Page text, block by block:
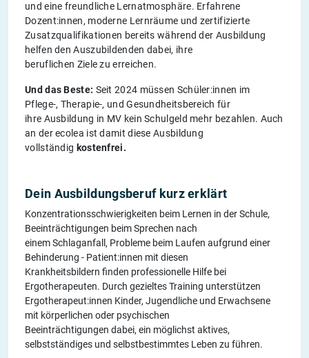
und eine freundliche Lernatmosphäre. Erfahrene
Dozent:innen, moderne Lernräume und zertifizierte
Zusatzqualifikationen bereits während der Ausbildung
helfen den Auszubildenden dabei, ihre
beruflichen Ziele zu erreichen.
Und das Beste: Seit 2024 müssen Schüler:innen im
Pflege-, Therapie-, und Gesundheitsbereich für
ihre Ausbildung in MV kein Schulgeld mehr bezahlen. Auch
an der ecolea ist damit diese Ausbildung
vollständig kostenfrei.
Dein Ausbildungsberuf kurz erklärt
Konzentrationsschwierigkeiten beim Lernen in der Schule,
Beeinträchtigungen beim Sprechen nach
einem Schlaganfall, Probleme beim Laufen aufgrund einer
Behinderung - Patient:innen mit diesen
Krankheitsbildern finden professionelle Hilfe bei
Ergotherapeuten. Durch gezieltes Training unterstützen
Ergotherapeut:innen Kinder, Jugendliche und Erwachsene
mit körperlichen oder psychischen
Beeinträchtigungen dabei, ein möglichst aktives,
selbstständiges und selbstbestimmtes Leben zu führen.